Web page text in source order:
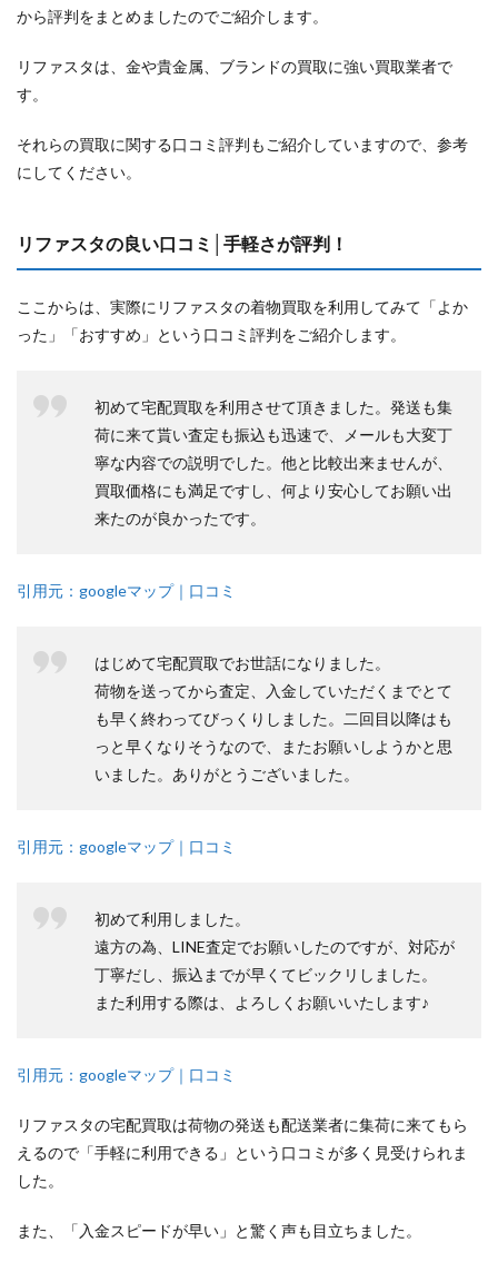
から評判をまとめましたのでご紹介します。
リファスタは、金や貴金属、ブランドの買取に強い買取業者で
す。
それらの買取に関する口コミ評判もご紹介していますので、参考
にしてください。
リファスタの良い口コミ│手軽さが評判！
ここからは、実際にリファスタの着物買取を利用してみて「よか
った」「おすすめ」という口コミ評判をご紹介します。
初めて宅配買取を利用させて頂きました。発送も集
荷に来て貰い査定も振込も迅速で、メールも大変丁
寧な内容での説明でした。他と比較出来ませんが、
買取価格にも満足ですし、何より安心してお願い出
来たのが良かったです。
引用元：googleマップ｜口コミ
はじめて宅配買取でお世話になりました。
荷物を送ってから査定、入金していただくまでとて
も早く終わってびっくりしました。二回目以降はも
っと早くなりそうなので、またお願いしようかと思
いました。ありがとうございました。
引用元：googleマップ｜口コミ
初めて利用しました。
遠方の為、LINE査定でお願いしたのですが、対応が
丁寧だし、振込までが早くてビックリしました。
また利用する際は、よろしくお願いいたします♪
引用元：googleマップ｜口コミ
リファスタの宅配買取は荷物の発送も配送業者に集荷に来てもら
えるので「手軽に利用できる」という口コミが多く見受けられま
した。
また、「入金スピードが早い」と驚く声も目立ちました。